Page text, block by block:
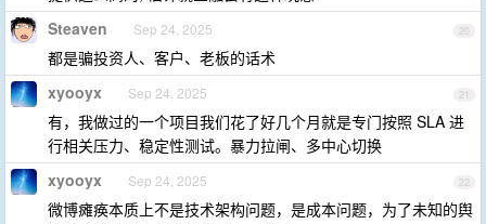
20
Steaven Sep 24, 2025
都是骗投资人、客户、老板的话术
21
xyooyx Sep 24, 2025
有，我做过的一个项目我们花了好几个月就是专门按照 SLA 进
行相关压力、稳定性测试。暴力拉闸、多中心切换
22
xyooyx Sep 24, 2025
微博瘫痪本质上不是技术架构问题，是成本问题，为了未知的舆